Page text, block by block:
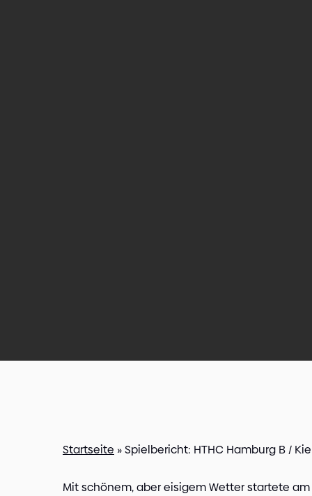
Startseite »Spielbericht: HTHC Hamburg B /
Mit schönem, aber eisigem Wetter startete